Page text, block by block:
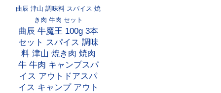
曲辰 津山 調味料 スパイス 焼
き肉 牛肉 セット
曲辰 牛魔王 100g 3本
セット スパイス 調味
料 津山 焼き肉 焼肉
牛 牛肉 キャンプスパ
イス アウトドアスパ
イス キャンプ アウト